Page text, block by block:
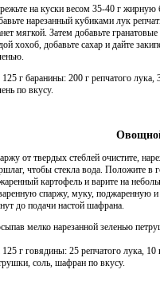
на куски весом 35-40 г жирную
нарезанный кубиками лук
мягкой. Затем добавьте
хохоб, добавьте сахар и дайте
г баранины: 200 г репчатого лука,
по вкусу.
от твердых стеблей очистите,
чтобы стекла вода. Положите в
картофель и варите на
спаржу, муку, поджаренную и
до подачи настой шафрана.
мелко нарезанной зеленью
г говядины: 25 репчатого лука, 10
соль, шафран по вкусу.